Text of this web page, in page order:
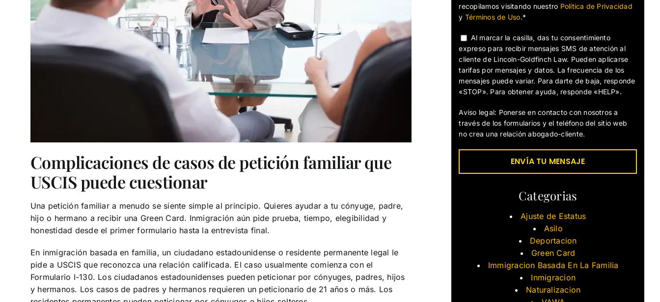
Complicaciones de casos de petición familiar que
USCIS puede cuestionar
Una petición familiar a menudo se siente simple al principio. Quieres ayudar a tu cónyuge, padre,
hijo o hermano a recibir una Green Card. Inmigración aún pide prueba, tiempo, elegibilidad y
honestidad desde el primer formulario hasta la entrevista final.
En inmigración basada en familia, un ciudadano estadounidense o residente permanente legal le
pide a USCIS que reconozca una relación calificada. El caso usualmente comienza con el
Formulario I-130. Los ciudadanos estadounidenses pueden peticionar por cónyuges, padres, hijos
y hermanos. Los casos de padres y hermanos requieren un peticionario de 21 años o más. Los
recopilamos visitando nuestro Política de Privacidad
y Términos de Uso.*
Al marcar la casilla, das tu consentimiento
expreso para recibir mensajes SMS de atención al
cliente de Lincoln-Goldfinch Law. Pueden aplicarse
tarifas por mensajes y datos. La frecuencia de los
mensajes puede variar. Para darte de baja, responde
«STOP». Para obtener ayuda, responde «HELP».
Aviso legal: Ponerse en contacto con nosotros a
través de los formularios y el teléfono del sitio web
no crea una relación abogado-cliente.
Categorias
Ajuste de Estatus
Asilo
Deportacion
Green Card
Immigracion Basada En La Familia
Inmigracion
Naturalizacion